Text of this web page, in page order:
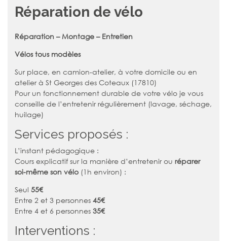
Réparation de vélo
Réparation – Montage – Entretien
Vélos tous modèles
Sur place, en camion-atelier, à votre domicile ou en
atelier à St Georges des Coteaux (17810)
Pour un fonctionnement durable de votre vélo je vous
conseille de l’entretenir régulièrement (lavage, séchage,
huilage)
Services proposés :
L’instant pédagogique :
Cours explicatif sur la manière d’entretenir ou réparer
soi-même son vélo (1h environ) :
Seul 55€
Entre 2 et 3 personnes 45€
Entre 4 et 6 personnes 35€
Interventions :